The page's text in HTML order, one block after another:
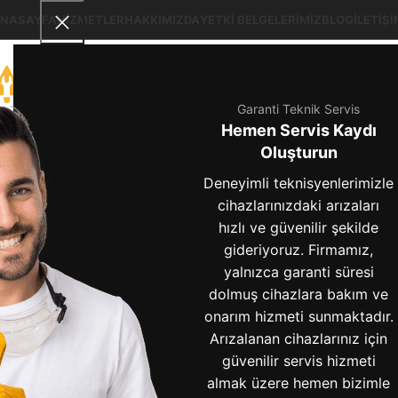
Garanti Teknik Servis
Hemen Servis Kaydı
Oluşturun
Deneyimli teknisyenlerimizle
cihazlarınızdaki arızaları
hızlı ve güvenilir şekilde
gideriyoruz. Firmamız,
yalnızca garanti süresi
dolmuş cihazlara bakım ve
onarım hizmeti sunmaktadır.
Arızalanan cihazlarınız için
güvenilir servis hizmeti
almak üzere hemen bizimle
HIZMETLER
Arçelik Ürün İadesi Nasıl Yapılır? Adım Adım Rehber